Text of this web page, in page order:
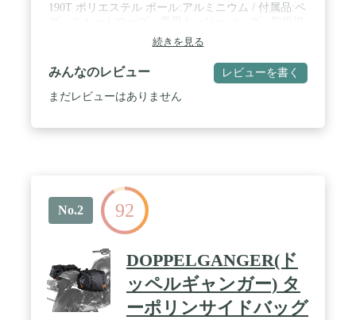
190T ポリエステル ポール:アルミニウム / 付属品:ペ
続きを見る
みんなのレビュー レビューを書く
まだレビューはありません
No.2 92
DOPPELGANGER(ド
ッペルギャンガー) タ
ーポリンサイドバッグ